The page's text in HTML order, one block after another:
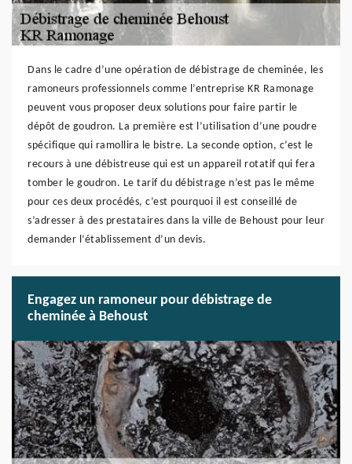
Dans le cadre d’une opération de débistrage de cheminée, les
ramoneurs professionnels comme l’entreprise KR Ramonage
peuvent vous proposer deux solutions pour faire partir le
dépôt de goudron. La première est l’utilisation d’une poudre
spécifique qui ramollira le bistre. La seconde option, c’est le
recours à une débistreuse qui est un appareil rotatif qui fera
tomber le goudron. Le tarif du débistrage n’est pas le même
pour ces deux procédés, c’est pourquoi il est conseillé de
s’adresser à des prestataires dans la ville de Behoust pour leur
demander l’établissement d’un devis.
Engagez un ramoneur pour débistrage de
cheminée à Behoust